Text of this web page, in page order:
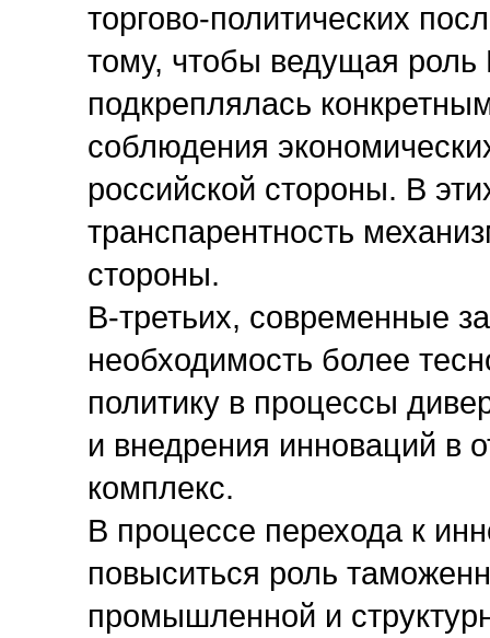
торгово-политических
тому, чтобы ведущая
подкреплялась
соблюдения
российской стороны. В
транспарентность
стороны.
В-третьих, современные
необходимость более
политику в процессы
и внедрения инноваций в
комплекс.
В процессе перехода к
повыситься роль
промышленной и